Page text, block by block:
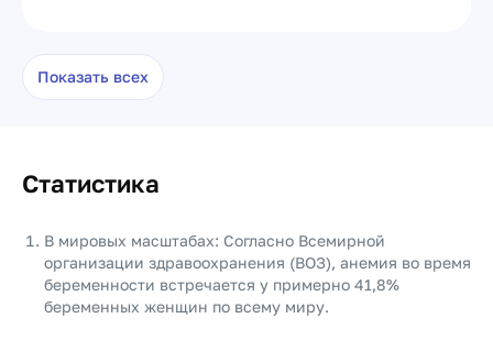
Показать всех
Статистика
В мировых масштабах: Согласно Всемирной
организации здравоохранения (ВОЗ), анемия во время
беременности встречается у примерно 41,8%
беременных женщин по всему миру.